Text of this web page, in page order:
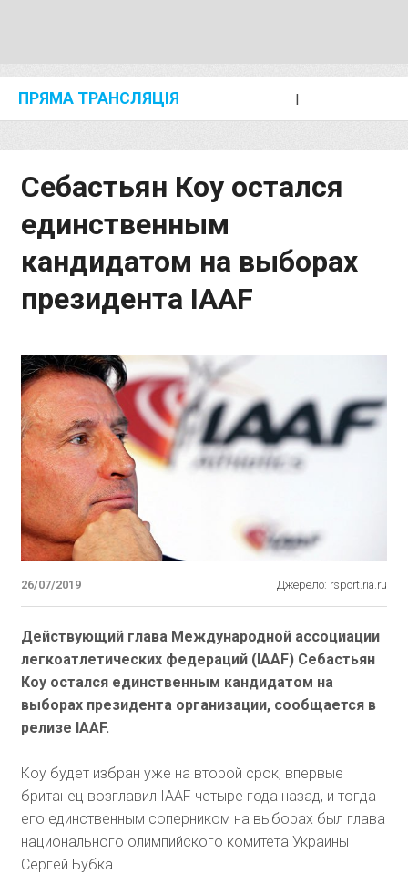
ПРЯМА ТРАНСЛЯЦІЯ I
Себастьян Коу остался
единственным
кандидатом на выборах
президента IAAF
26/07/2019 Джерело: rsport.ria.ru
Действующий глава Международной ассоциации
легкоатлетических федераций (IAAF) Себастьян
Коу остался единственным кандидатом на
выборах президента организации, сообщается в
релизе IAAF.
Коу будет избран уже на второй срок, впервые
британец возглавил IAAF четыре года назад, и тогда
его единственным соперником на выборах был глава
национального олимпийского комитета Украины
Сергей Бубка.